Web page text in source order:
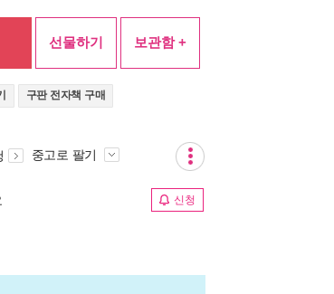
선물하기 보관함 +
구판 전자책 구매
중고로 팔기
신청